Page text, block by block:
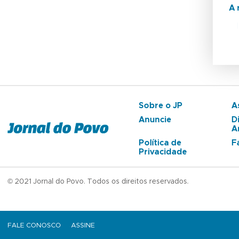
A
Sobre o JP
Anuncie
Política de
Privacidade
© 2021 Jornal do Povo. Todos os direitos reservados.
FALE CONOSCO ASSINE